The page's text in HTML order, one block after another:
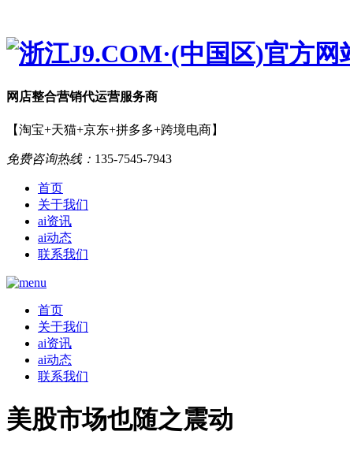
网店整合营销代运营服务商
【淘宝+天猫+京东+拼多多+跨境电商】
免费咨询热线： 135-7545-7943
首页
关于我们
ai资讯
ai动态
联系我们
首页
关于我们
ai资讯
ai动态
联系我们
美股市场也随之震动